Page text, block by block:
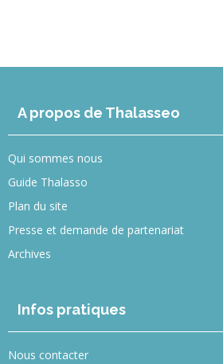
A propos de Thalasseo
Qui sommes nous
Guide Thalasso
Plan du site
Presse et demande de partenariat
Archives
Infos pratiques
Nous contacter